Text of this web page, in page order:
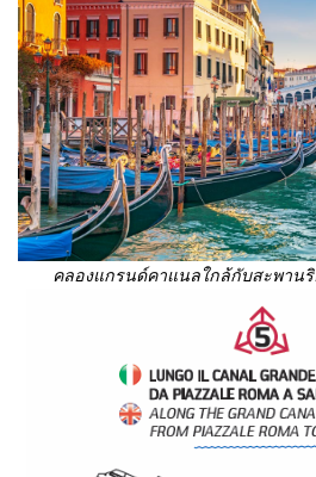
คลองแกรนด์คาแนลใกล้กับสะพาน